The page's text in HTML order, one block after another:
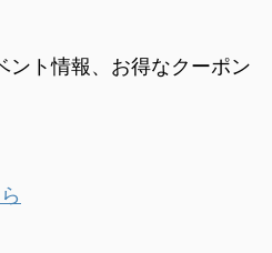
ント情報、お得なクーポン